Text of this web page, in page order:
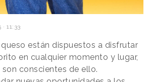
11:33
están dispuestos a disfrutar
en cualquier momento y lugar,
son conscientes de ello.